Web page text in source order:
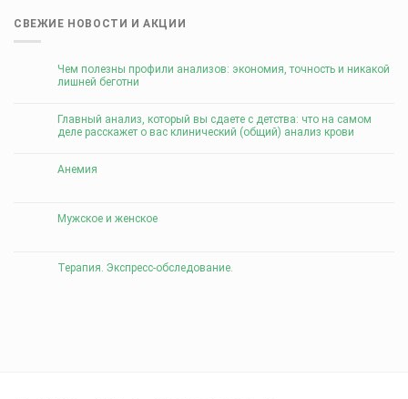
СВЕЖИЕ НОВОСТИ И АКЦИИ
Чем полезны профили анализов: экономия, точность и никакой
лишней беготни
Главный анализ, который вы сдаете с детства: что на самом
деле расскажет о вас клинический (общий) анализ крови
Анемия
Мужское и женское
Терапия. Экспресс-обследование.